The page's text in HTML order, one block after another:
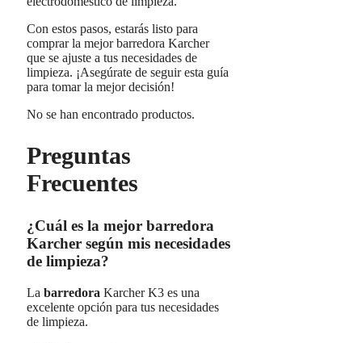
Con estos pasos, estarás listo para
comprar la mejor barredora Karcher
que se ajuste a tus necesidades de
limpieza. ¡Asegúrate de seguir esta guía
para tomar la mejor decisión!
No se han encontrado productos.
Preguntas
Frecuentes
¿Cuál es la mejor barredora
Karcher según mis necesidades
de limpieza?
La barredora Karcher K3 es una
excelente opción para tus necesidades
de limpieza.